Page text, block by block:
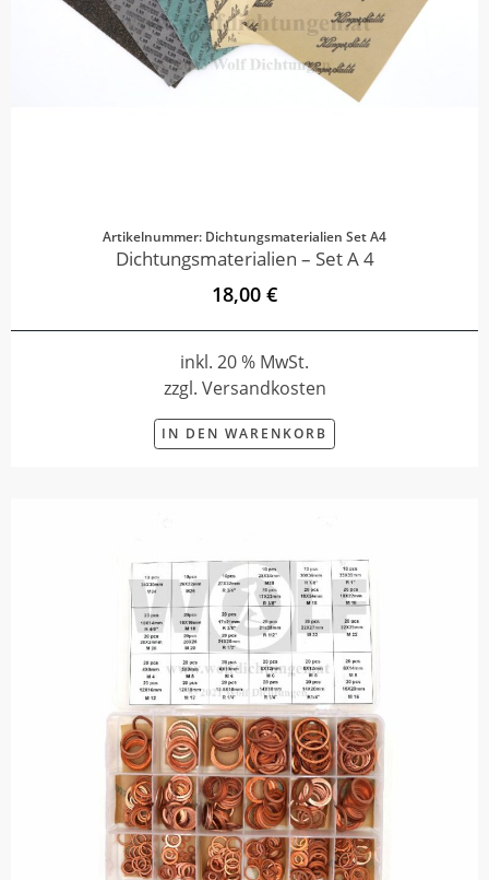
Artikelnummer: Dichtungsmaterialien Set A4
Dichtungsmaterialien – Set A 4
18,00 €
inkl. 20 % MwSt.
zzgl. Versandkosten
IN DEN WARENKORB